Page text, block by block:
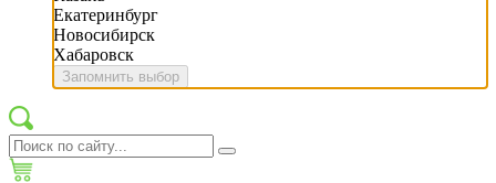
Екатеринбург
Новосибирск
Хабаровск
Запомнить выбор